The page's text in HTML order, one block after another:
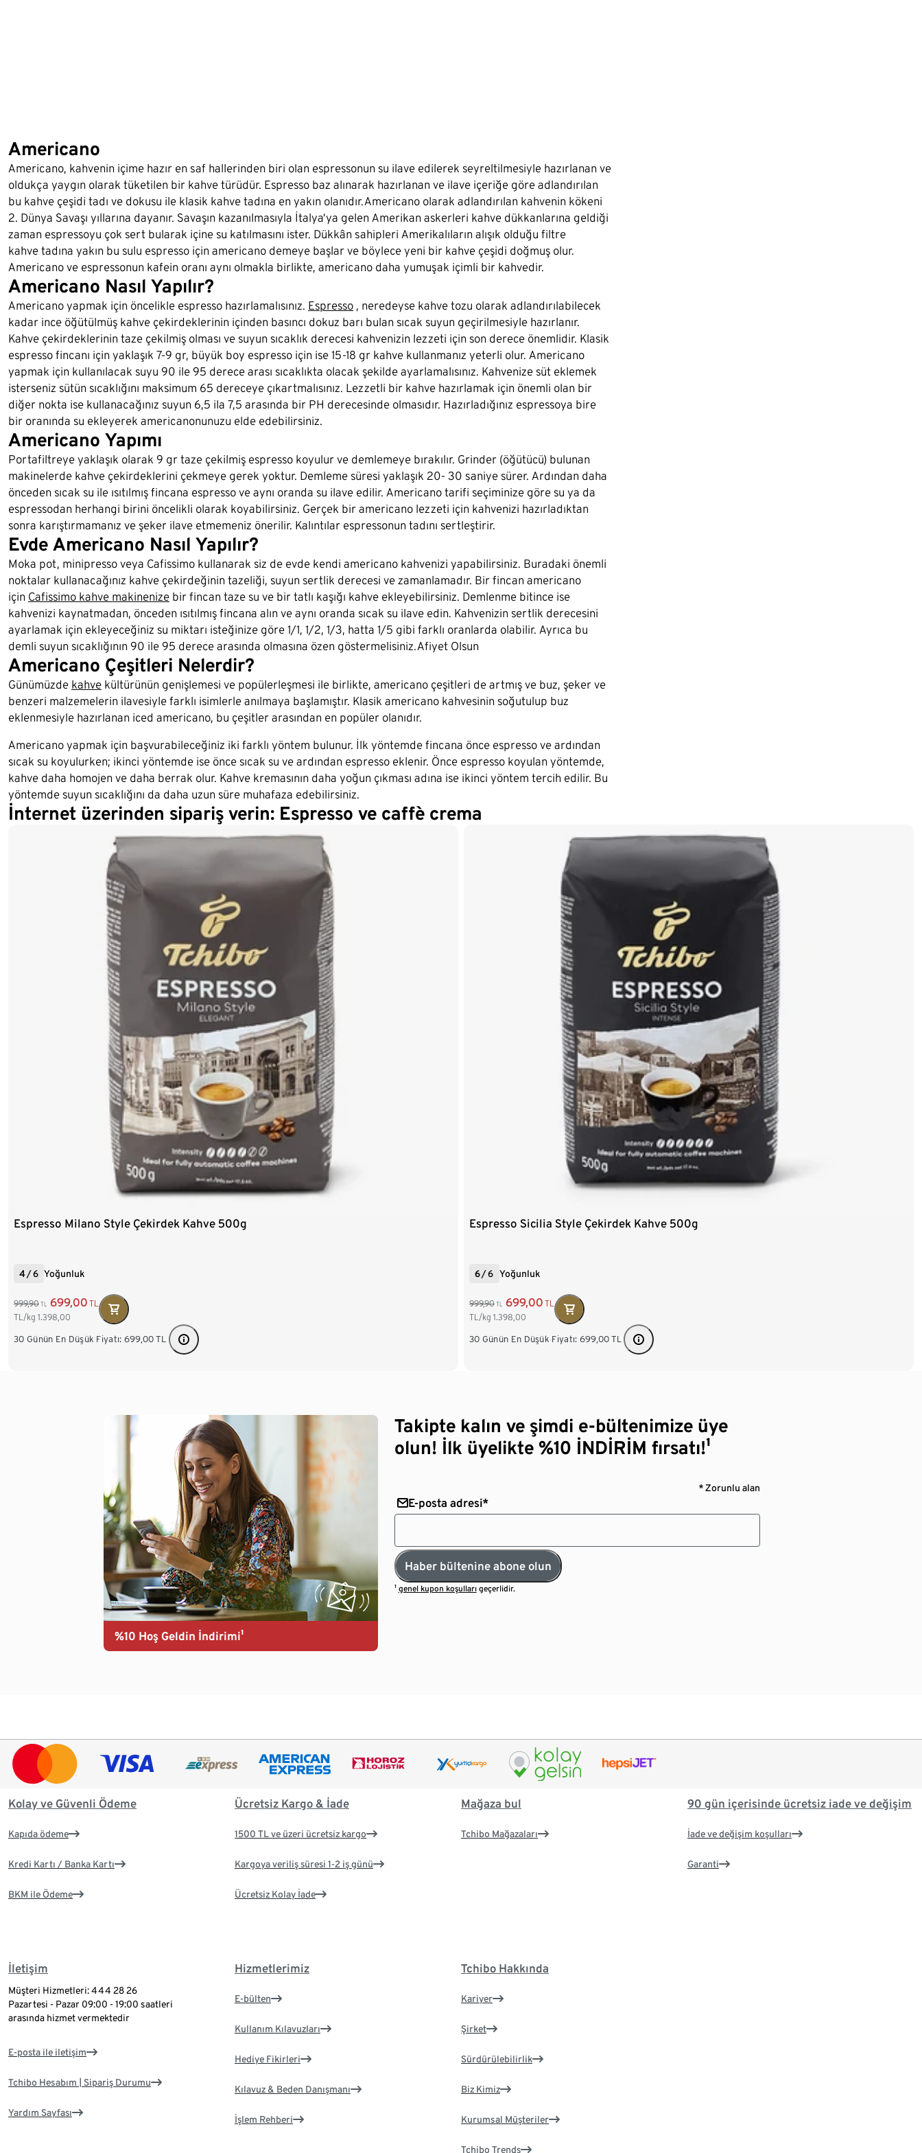
Americano
Americano, kahvenin içime hazır en saf hallerinden biri olan espressonun su ilave edilerek seyreltilmesiyle hazırlanan ve
oldukça yaygın olarak tüketilen bir kahve türüdür. Espresso baz alınarak hazırlanan ve ilave içeriğe göre adlandırılan
bu kahve çeşidi tadı ve dokusu ile klasik kahve tadına en yakın olanıdır.Americano olarak adlandırılan kahvenin kökeni
2. Dünya Savaşı yıllarına dayanır. Savaşın kazanılmasıyla İtalya’ya gelen Amerikan askerleri kahve dükkanlarına geldiği
zaman espressoyu çok sert bularak içine su katılmasını ister. Dükkân sahipleri Amerikalıların alışık olduğu filtre
kahve tadına yakın bu sulu espresso için americano demeye başlar ve böylece yeni bir kahve çeşidi doğmuş olur.
Americano ve espressonun kafein oranı aynı olmakla birlikte, americano daha yumuşak içimli bir kahvedir.
Americano Nasıl Yapılır?
Americano yapmak için öncelikle espresso hazırlamalısınız. Espresso , neredeyse kahve tozu olarak adlandırılabilecek
kadar ince öğütülmüş kahve çekirdeklerinin içinden basıncı dokuz barı bulan sıcak suyun geçirilmesiyle hazırlanır.
Kahve çekirdeklerinin taze çekilmiş olması ve suyun sıcaklık derecesi kahvenizin lezzeti için son derece önemlidir. Klasik
espresso fincanı için yaklaşık 7-9 gr, büyük boy espresso için ise 15-18 gr kahve kullanmanız yeterli olur. Americano
yapmak için kullanılacak suyu 90 ile 95 derece arası sıcaklıkta olacak şekilde ayarlamalısınız. Kahvenize süt eklemek
isterseniz sütün sıcaklığını maksimum 65 dereceye çıkartmalısınız. Lezzetli bir kahve hazırlamak için önemli olan bir
diğer nokta ise kullanacağınız suyun 6,5 ila 7,5 arasında bir PH derecesinde olmasıdır. Hazırladığınız espressoya bire
bir oranında su ekleyerek americanonunuzu elde edebilirsiniz.
Americano Yapımı
Portafiltreye yaklaşık olarak 9 gr taze çekilmiş espresso koyulur ve demlemeye bırakılır. Grinder (öğütücü) bulunan
makinelerde kahve çekirdeklerini çekmeye gerek yoktur. Demleme süresi yaklaşık 20- 30 saniye sürer. Ardından daha
önceden sıcak su ile ısıtılmış fincana espresso ve aynı oranda su ilave edilir. Americano tarifi seçiminize göre su ya da
espressodan herhangi birini öncelikli olarak koyabilirsiniz. Gerçek bir americano lezzeti için kahvenizi hazırladıktan
sonra karıştırmamanız ve şeker ilave etmemeniz önerilir. Kalıntılar espressonun tadını sertleştirir.
Evde Americano Nasıl Yapılır?
Moka pot, minipresso veya Cafissimo kullanarak siz de evde kendi americano kahvenizi yapabilirsiniz. Buradaki önemli
noktalar kullanacağınız kahve çekirdeğinin tazeliği, suyun sertlik derecesi ve zamanlamadır. Bir fincan americano
için Cafissimo kahve makinenize bir fincan taze su ve bir tatlı kaşığı kahve ekleyebilirsiniz. Demlenme bitince ise
kahvenizi kaynatmadan, önceden ısıtılmış fincana alın ve aynı oranda sıcak su ilave edin. Kahvenizin sertlik derecesini
ayarlamak için ekleyeceğiniz su miktarı isteğinize göre 1/1, 1/2, 1/3, hatta 1/5 gibi farklı oranlarda olabilir. Ayrıca bu
demli suyun sıcaklığının 90 ile 95 derece arasında olmasına özen göstermelisiniz.Afiyet Olsun
Americano Çeşitleri Nelerdir?
Günümüzde kahve kültürünün genişlemesi ve popülerleşmesi ile birlikte, americano çeşitleri de artmış ve buz, şeker ve
benzeri malzemelerin ilavesiyle farklı isimlerle anılmaya başlamıştır. Klasik americano kahvesinin soğutulup buz
eklenmesiyle hazırlanan iced americano, bu çeşitler arasından en popüler olanıdır.
Americano yapmak için başvurabileceğiniz iki farklı yöntem bulunur. İlk yöntemde fincana önce espresso ve ardından
sıcak su koyulurken; ikinci yöntemde ise önce sıcak su ve ardından espresso eklenir. Önce espresso koyulan yöntemde,
kahve daha homojen ve daha berrak olur. Kahve kremasının daha yoğun çıkması adına ise ikinci yöntem tercih edilir. Bu
yöntemde suyun sıcaklığını da daha uzun süre muhafaza edebilirsiniz.
İnternet üzerinden sipariş verin: Espresso ve caffè crema
Espresso Milano Style Çekirdek Kahve 500g
4/6 Yoğunluk
999,90 TL 699,00 TL
TL/kg 1.398,00
30 Günün En Düşük Fiyatı: 699,00 TL
Espresso Sicilia Style Çekirdek Kahve 500g
6/6 Yoğunluk
999,90 TL 699,00 TL
TL/kg 1.398,00
30 Günün En Düşük Fiyatı: 699,00 TL
%10 Hoş Geldin İndirimi¹
Takipte kalın ve şimdi e-bültenimize üye
olun! İlk üyelikte %10 İNDİRİM fırsatı!¹
* Zorunlu alan
E-posta adresi*
Haber bültenine abone olun
¹ genel kupon koşullarıgeçerlidir.
Kolay ve Güvenli Ödeme
Kapıda ödeme
Kredi Kartı / Banka Kartı
BKM ile Ödeme
Ücretsiz Kargo & İade
1500 TL ve üzeri ücretsiz kargo
Kargoya veriliş süresi 1-2 iş günü
Ücretsiz Kolay İade
Mağaza bul
Tchibo Mağazaları
90 gün içerisinde ücretsiz iade ve değişim
İade ve değişim koşulları
Garanti
İletişim
Müşteri Hizmetleri: 444 28 26
Pazartesi - Pazar 09:00 - 19:00 saatleri
arasında hizmet vermektedir
E-posta ile iletişim
Tchibo Hesabım | Sipariş Durumu
Yardım Sayfası
Hizmetlerimiz
E-bülten
Kullanım Kılavuzları
Hediye Fikirleri
Kılavuz & Beden Danışmanı
İşlem Rehberi
Tchibo Hakkında
Kariyer
Şirket
Sürdürülebilirlik
Biz Kimiz
Kurumsal Müşteriler
Tchibo Trends